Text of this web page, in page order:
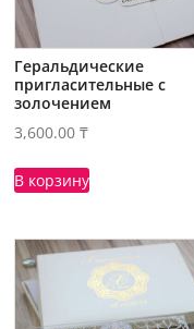
Геральдические
пригласительные с
золочением
3,600.00₸
В корзину